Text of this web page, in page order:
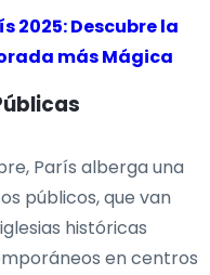
2025: Descubre la
más Mágica
París alberga una
públicos, que van
históricas
en centros